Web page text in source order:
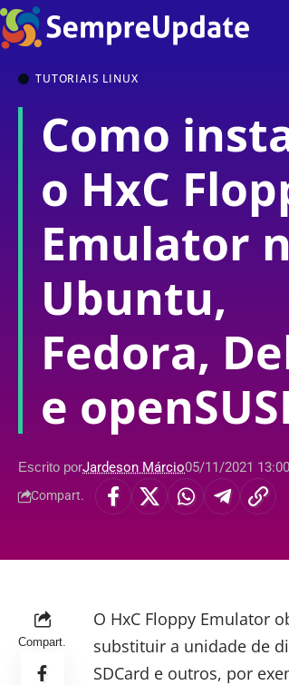
TUTORIAIS LINUX
Como
o HxC
Emulator
Ubuntu,
Fedora,
e
Escrito porJardeson Márcio05/11/2021 13:00
Compart.
Compart.
O HxC Floppy Emulator
substituir a unidade de
SDCard e outros, por